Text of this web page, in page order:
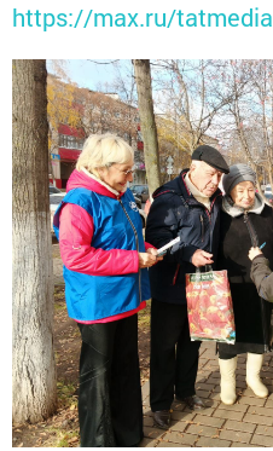
https://max.ru/tatmedia